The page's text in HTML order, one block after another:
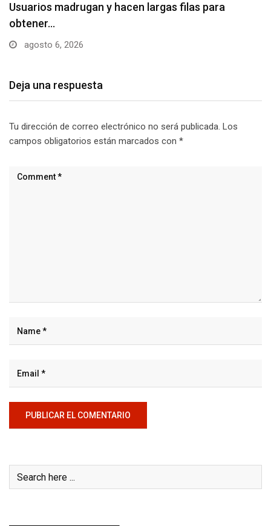
Usuarios madrugan y hacen largas filas para
obtener…
agosto 6, 2026
Deja una respuesta
Tu dirección de correo electrónico no será publicada. Los
campos obligatorios están marcados con *